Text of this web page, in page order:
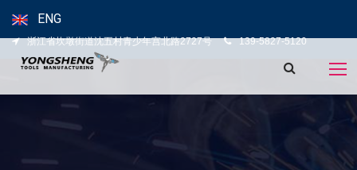
ENG
浙江省坎墩街道沈五村青少年宫北路2727号 139-5827-5120